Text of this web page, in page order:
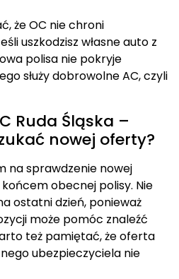
że OC nie chroni
uszkodzisz własne auto z
polisa nie pokryje
służy dobrowolne AC, czyli
Ruda Śląska –
nowej oferty?
na sprawdzenie nowej
obecnej polisy. Nie
ostatni dzień, ponieważ
może pomóc znaleźć
też pamiętać, że oferta
ubezpieczyciela nie